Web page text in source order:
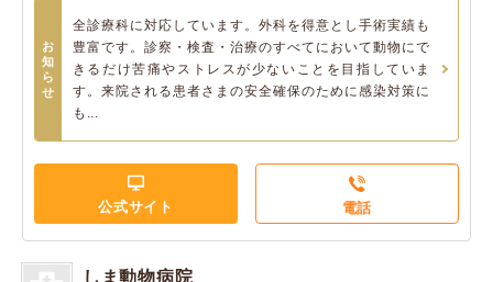
お
知
ら
せ
全診療科に対応しています。外科を得意とし手術実績も
豊富です。診察・検査・治療のすべてにおいて動物にで
きるだけ苦痛やストレスが少ないことを目指していま
す。来院される患者さまの安全確保のために感染対策に
も...
公式サイト 電話
しま動物病院